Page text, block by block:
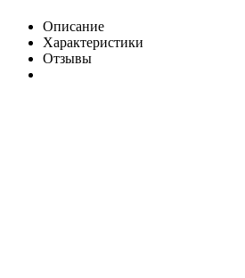
Описание
Характеристики
Отзывы